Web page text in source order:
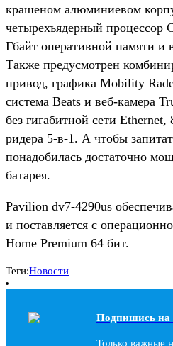
крашеном алюминиевом
четырехъядерный процессор
Гбайт оперативной памяти и
Также предусмотрен
привод, графика Mobility
система Beats и веб-камера
без гигабитной сети
ридера 5-в-1. А чтобы
понадобилась достаточно
батарея.
Pavilion dv7-4290us
и поставляется с
Home Premium 64 бит.
Теги:Новости
Подпишись на
Только важные